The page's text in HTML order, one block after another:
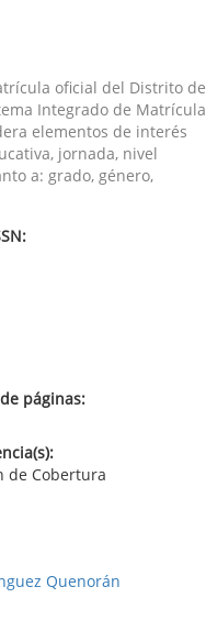
oficial del Distrito de
Integrado de Matrícula
elementos de interés
jornada, nivel
a: grado, género,
páginas:
de Cobertura
Quenorán